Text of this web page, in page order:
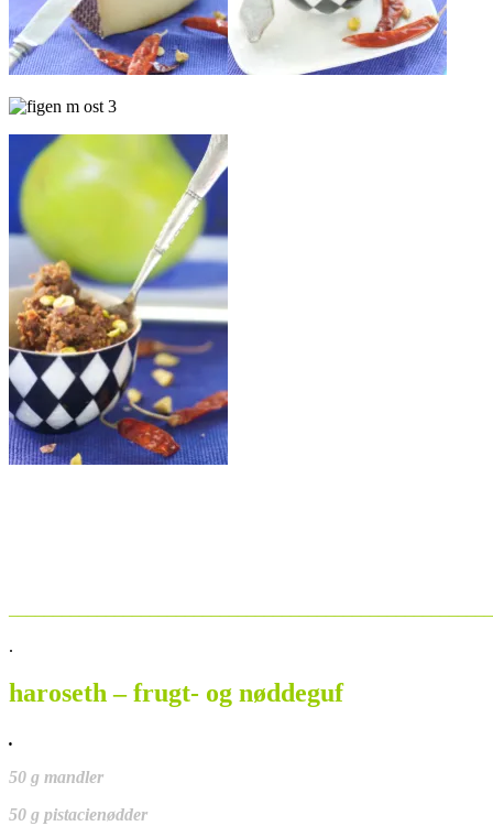
.
haroseth – frugt- og nøddeguf
.
50 g mandler
50 g pistacienødder